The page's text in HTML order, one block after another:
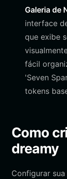
Galeria de
interface
que exibe
fácil
'Seven
tokens
Como
dreamy
Configurar